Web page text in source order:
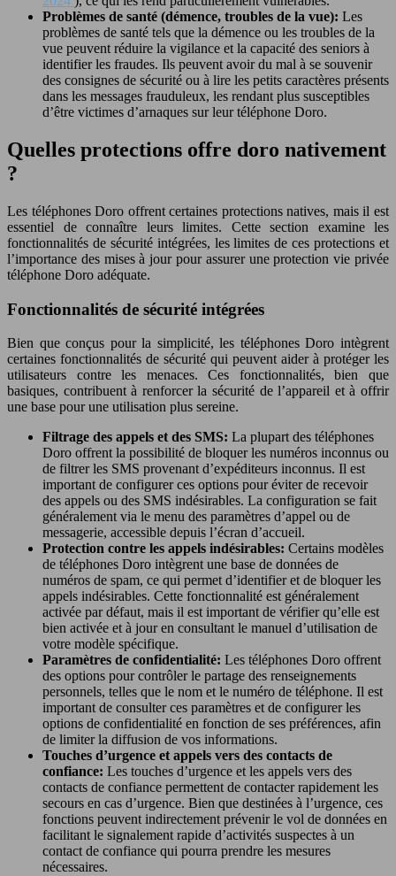
Problèmes de santé (démence, troubles de la vue): Les
problèmes de santé tels que la démence ou les troubles de la
vue peuvent réduire la vigilance et la capacité des seniors à
identifier les fraudes. Ils peuvent avoir du mal à se souvenir
des consignes de sécurité ou à lire les petits caractères présents
dans les messages frauduleux, les rendant plus susceptibles
d’être victimes d’arnaques sur leur téléphone Doro.
Quelles protections offre doro nativement
?
Les téléphones Doro offrent certaines protections natives, mais il est
essentiel de connaître leurs limites. Cette section examine les
fonctionnalités de sécurité intégrées, les limites de ces protections et
l’importance des mises à jour pour assurer une protection vie privée
téléphone Doro adéquate.
Fonctionnalités de sécurité intégrées
Bien que conçus pour la simplicité, les téléphones Doro intègrent
certaines fonctionnalités de sécurité qui peuvent aider à protéger les
utilisateurs contre les menaces. Ces fonctionnalités, bien que
basiques, contribuent à renforcer la sécurité de l’appareil et à offrir
une base pour une utilisation plus sereine.
Filtrage des appels et des SMS: La plupart des téléphones
Doro offrent la possibilité de bloquer les numéros inconnus ou
de filtrer les SMS provenant d’expéditeurs inconnus. Il est
important de configurer ces options pour éviter de recevoir
des appels ou des SMS indésirables. La configuration se fait
généralement via le menu des paramètres d’appel ou de
messagerie, accessible depuis l’écran d’accueil.
Protection contre les appels indésirables: Certains modèles
de téléphones Doro intègrent une base de données de
numéros de spam, ce qui permet d’identifier et de bloquer les
appels indésirables. Cette fonctionnalité est généralement
activée par défaut, mais il est important de vérifier qu’elle est
bien activée et à jour en consultant le manuel d’utilisation de
votre modèle spécifique.
Paramètres de confidentialité: Les téléphones Doro offrent
des options pour contrôler le partage des renseignements
personnels, telles que le nom et le numéro de téléphone. Il est
important de consulter ces paramètres et de configurer les
options de confidentialité en fonction de ses préférences, afin
de limiter la diffusion de vos informations.
Touches d’urgence et appels vers des contacts de
confiance: Les touches d’urgence et les appels vers des
contacts de confiance permettent de contacter rapidement les
secours en cas d’urgence. Bien que destinées à l’urgence, ces
fonctions peuvent indirectement prévenir le vol de données en
facilitant le signalement rapide d’activités suspectes à un
contact de confiance qui pourra prendre les mesures
nécessaires.